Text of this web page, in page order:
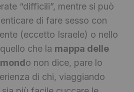
“difficili”, mentre si può
di fare sesso con
(eccetto Israele) o nello
che la mappa delle
o non dice, pare lo
di chi, viaggiando